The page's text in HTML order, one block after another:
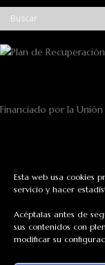
Esta web usa cookies
servicio y hacer
Acéptalas antes de
sus contenidos con
modificar su
Financiado por la